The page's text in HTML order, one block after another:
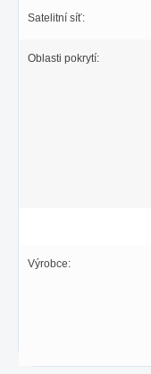
Satelitní síť:
Oblasti pokrytí:
Výrobce: